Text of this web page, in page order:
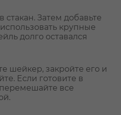
Затем добавьте
крупные
долго оставался
шейкер, закройте его и
Если готовите в
перемешайте все